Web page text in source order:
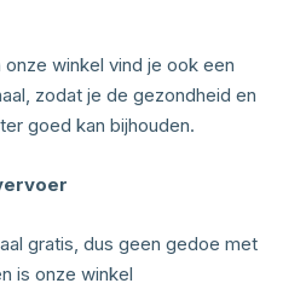
onze winkel vind je ook een
zodat je de gezondheid en
goed kan bijhouden.
gratis, dus geen gedoe met
is onze winkel